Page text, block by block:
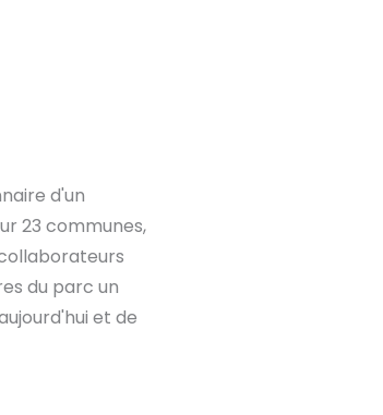
d'un
23 communes,
du parc un
et de